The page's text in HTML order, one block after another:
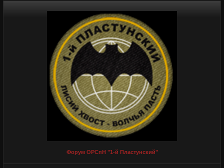
Форум ОРСпН "1-й Пластунский"